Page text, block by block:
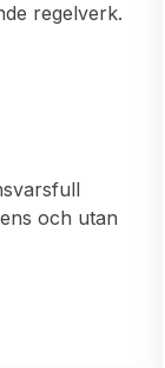
regelverk.
och utan